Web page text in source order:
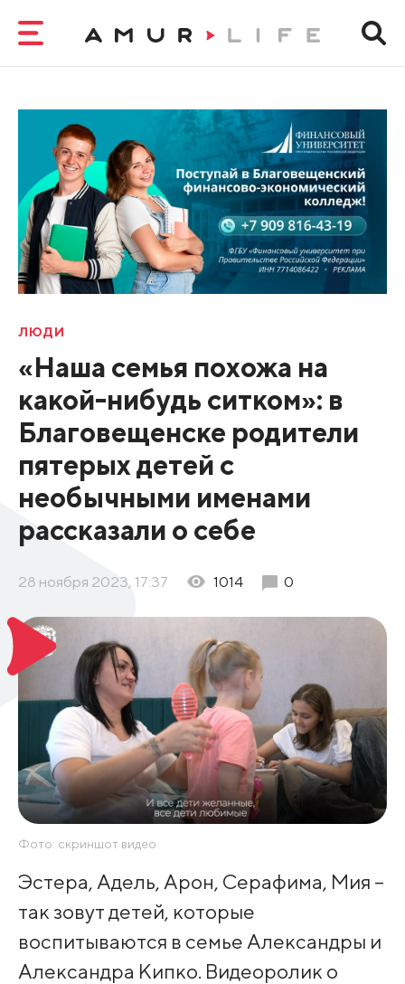
ЛЮДИ
«Наша семья похожа на
какой-нибудь ситком»: в
Благовещенске родители
пятерых детей с
необычными именами
рассказали о себе
28 ноября 2023, 17:37 1014 0
Фото: скриншот видео
Эстера, Адель, Арон, Серафима, Мия –
так зовут детей, которые
воспитываются в семье Александры и
Александра Кипко. Видеоролик о